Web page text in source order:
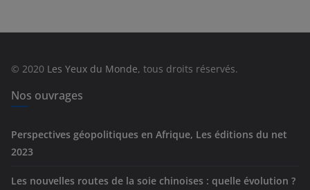
e
s
© 2020 Les Yeux du Monde, tous droits réservés.
Nos ouvrages
Perspectives géopolitiques en Afrique, Les éditions du net
2023
Les nouvelles routes de la soie chinoises : quelle évolution ?